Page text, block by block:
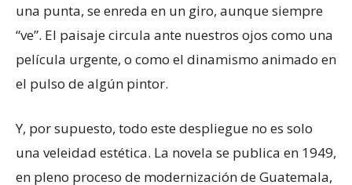
una punta, se enreda en un giro, aunque siempre
“ve”. El paisaje circula ante nuestros ojos como una
película urgente, o como el dinamismo animado en
el pulso de algún pintor.
Y, por supuesto, todo este despliegue no es solo
una veleidad estética. La novela se publica en 1949,
en pleno proceso de modernización de Guatemala,